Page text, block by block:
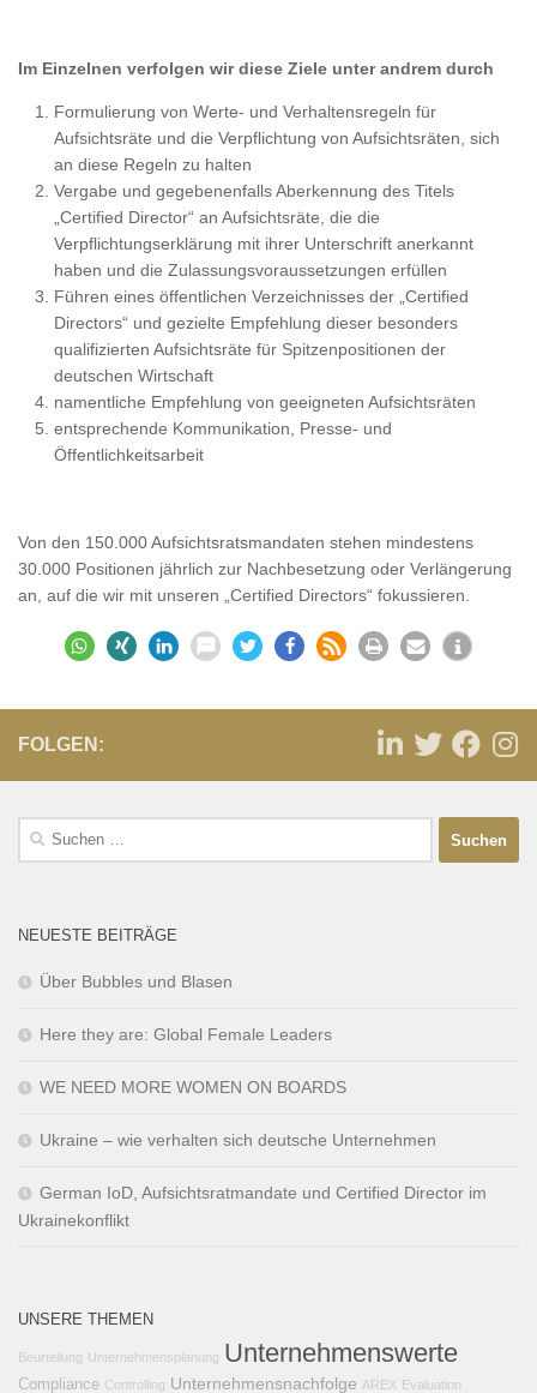
Im Einzelnen verfolgen wir diese Ziele unter andrem durch
Formulierung von Werte- und Verhaltensregeln für
Aufsichtsräte und die Verpflichtung von Aufsichtsräten, sich
an diese Regeln zu halten
Vergabe und gegebenenfalls Aberkennung des Titels
„Certified Director“ an Aufsichtsräte, die die
Verpflichtungserklärung mit ihrer Unterschrift anerkannt
haben und die Zulassungsvoraussetzungen erfüllen
Führen eines öffentlichen Verzeichnisses der „Certified
Directors“ und gezielte Empfehlung dieser besonders
qualifizierten Aufsichtsräte für Spitzenpositionen der
deutschen Wirtschaft
namentliche Empfehlung von geeigneten Aufsichtsräten
entsprechende Kommunikation, Presse- und
Öffentlichkeitsarbeit
Von den 150.000 Aufsichtsratsmandaten stehen mindestens
30.000 Positionen jährlich zur Nachbesetzung oder Verlängerung
an, auf die wir mit unseren „Certified Directors“ fokussieren.
FOLGEN:
NEUESTE BEITRÄGE
Über Bubbles und Blasen
Here they are: Global Female Leaders
WE NEED MORE WOMEN ON BOARDS
Ukraine – wie verhalten sich deutsche Unternehmen
German IoD, Aufsichtsratmandate und Certified Director im
Ukrainekonflikt
UNSERE THEMEN
Beurteilung Unternehmensplanung Unternehmenswerte
Compliance Controlling Unternehmensnachfolge AREX Evaluation